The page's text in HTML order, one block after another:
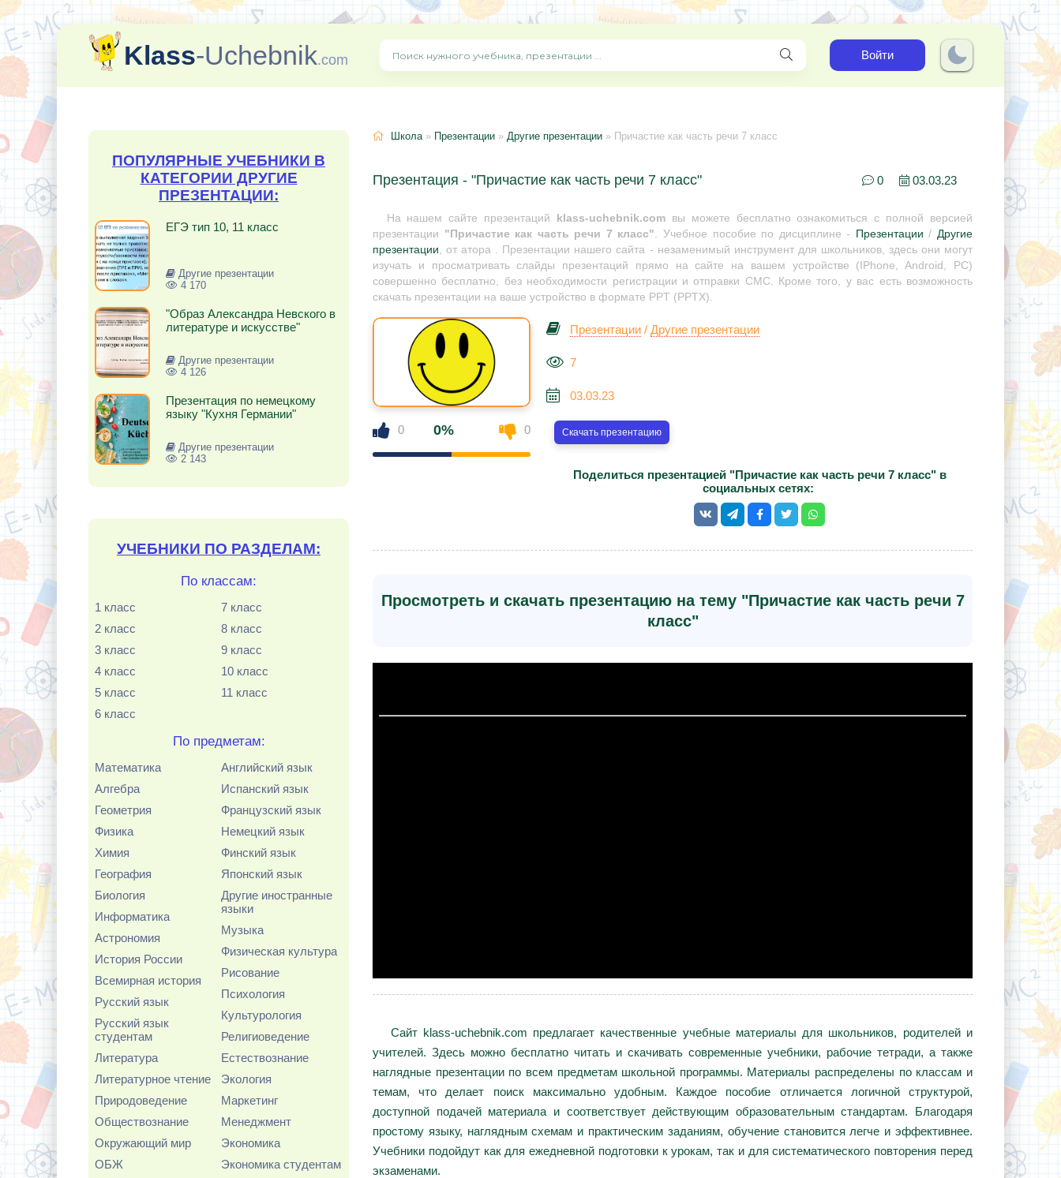
Klass-Uchebnik.com Войти
ПОПУЛЯРНЫЕ УЧЕБНИКИ В
КАТЕГОРИИ ДРУГИЕ
ПРЕЗЕНТАЦИИ:
ЕГЭ тип 10, 11 класс
Другие презентации
4 170
"Образ Александра Невского в
литературе и искусстве"
Другие презентации
4 126
Презентация по немецкому
языку "Кухня Германии"
Другие презентации
2 143
УЧЕБНИКИ ПО РАЗДЕЛАМ:
По классам:
1 класс
2 класс
3 класс
4 класс
5 класс
6 класс
7 класс
8 класс
9 класс
10 класс
11 класс
По предметам:
Математика
Алгебра
Геометрия
Физика
Химия
География
Биология
Информатика
Астрономия
История России
Всемирная история
Русский язык
Русский язык
студентам
Литература
Литературное чтение
Природоведение
Обществознание
Окружающий мир
ОБЖ
Английский язык
Испанский язык
Французский язык
Немецкий язык
Финский язык
Японский язык
Другие иностранные
языки
Музыка
Физическая культура
Рисование
Психология
Культурология
Религиоведение
Естествознание
Экология
Маркетинг
Менеджмент
Экономика
Экономика студентам
Школа» Презентации » Другие презентации » Причастие как часть речи 7 класс
Презентация - "Причастие как часть речи 7 класс" 0 03.03.23
На нашем сайте презентаций klass-uchebnik.comвы можете бесплатно ознакомиться с полной версией
презентации "Причастие как часть речи 7 класс". Учебное пособие по дисциплине - Презентации /Другие
презентации, от атора . Презентации нашего сайта - незаменимый инструмент для школьников, здесь они могут
изучать и просматривать слайды презентаций прямо на сайте на вашем устройстве (IPhone, Android, PC)
совершенно бесплатно, без необходимости регистрации и отправки СМС. Кроме того, у вас есть возможность
скачать презентации на ваше устройство в формате PPT (PPTX).
0 0% 0
Презентации / Другие презентации
7
03.03.23
Скачать презентацию
Поделиться презентацией "Причастие как часть речи 7 класс" в
социальных сетях:
Просмотреть и скачать презентацию на тему "Причастие как часть речи 7
класс"
Сайт klass-uchebnik.com предлагает качественные учебные материалы для школьников, родителей и
учителей. Здесь можно бесплатно читать и скачивать современные учебники, рабочие тетради, а также
наглядные презентации по всем предметам школьной программы. Материалы распределены по классам и
темам, что делает поиск максимально удобным. Каждое пособие отличается логичной структурой,
доступной подачей материала и соответствует действующим образовательным стандартам. Благодаря
простому языку, наглядным схемам и практическим заданиям, обучение становится легче и эффективнее.
Учебники подойдут как для ежедневной подготовки к урокам, так и для систематического повторения перед
экзаменами.